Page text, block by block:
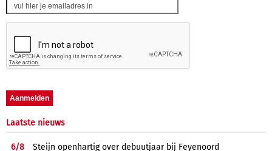
Laatste nieuws
6/8
Steijn openhartig over debuutjaar bij Feyenoord